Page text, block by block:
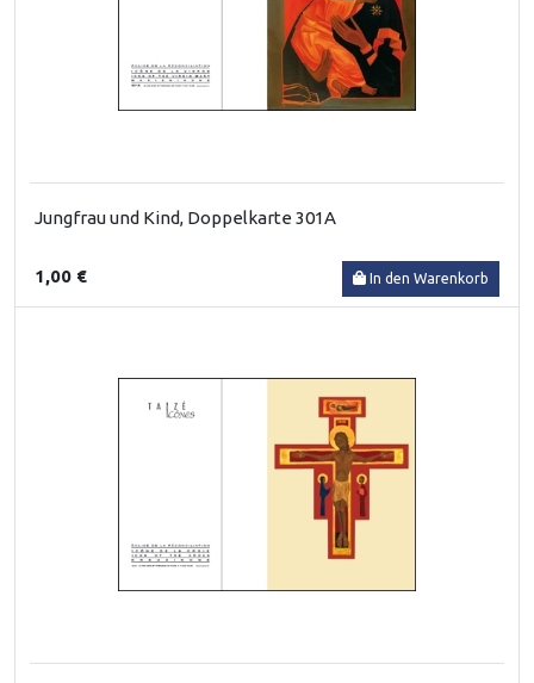
Jungfrau und Kind, Doppelkarte 301A
1,00 € In den Warenkorb